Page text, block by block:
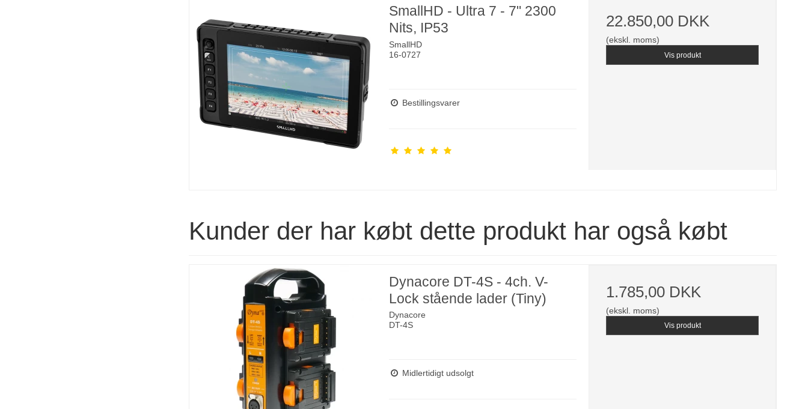
SmallHD - Ultra 7 - 7" 2300
Nits, IP53
SmallHD
16-0727
Bestillingsvarer
22.850,00 DKK
(ekskl. moms)
Vis produkt
Kunder der har købt dette produkt har også købt
Dynacore DT-4S - 4ch. V-
Lock stående lader (Tiny)
Dynacore
DT-4S
Midlertidigt udsolgt
1.785,00 DKK
(ekskl. moms)
Vis produkt